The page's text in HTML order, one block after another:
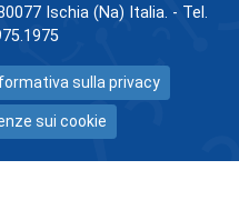
Ischia (Na) Italia. - Tel.
sulla privacy
sui cookie